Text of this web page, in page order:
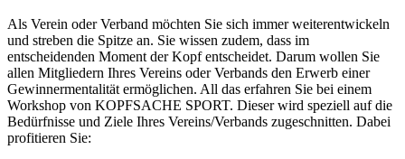
Als Verein oder Verband möchten Sie sich immer weiterentwickeln
und streben die Spitze an. Sie wissen zudem, dass im
entscheidenden Moment der Kopf entscheidet. Darum wollen Sie
allen Mitgliedern Ihres Vereins oder Verbands den Erwerb einer
Gewinnermentalität ermöglichen. All das erfahren Sie bei einem
Workshop von KOPFSACHE SPORT. Dieser wird speziell auf die
Bedürfnisse und Ziele Ihres Vereins/Verbands zugeschnitten. Dabei
profitieren Sie: